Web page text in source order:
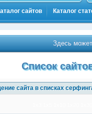
сайтов Каталог
Здесь может
Список
сайта в списках